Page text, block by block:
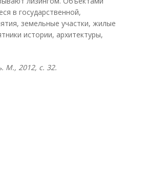
в государственной,
земельные участки, жилые
истории, архитектуры,
М., 2012, с. 32.